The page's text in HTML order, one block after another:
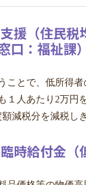
支援（住
：福祉課）
ことで、低所得
人あたり2万円
減税分を減税し
時給付金（